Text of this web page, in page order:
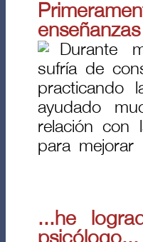
Durante
sufría de
practicando
ayudado
relación con
para
...he